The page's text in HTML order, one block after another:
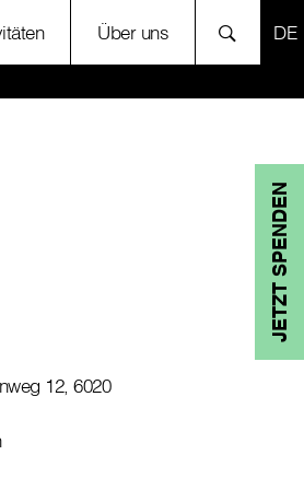
Über uns
JETZT SPENDEN
12, 6020